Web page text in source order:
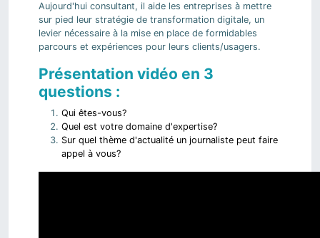
Aujourd'hui consultant, il aide les entreprises à mettre
sur pied leur stratégie de transformation digitale, un
levier nécessaire à la mise en place de formidables
parcours et expériences pour leurs clients/usagers.
Présentation vidéo en 3
questions :
Qui êtes-vous?
Quel est votre domaine d'expertise?
Sur quel thème d'actualité un journaliste peut faire
appel à vous?